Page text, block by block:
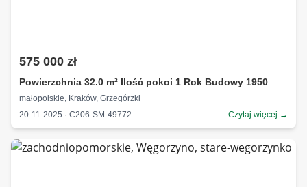
575 000 zł
Powierzchnia 32.0 m² Ilość pokoi 1 Rok Budowy 1950
małopolskie, Kraków, Grzegórzki
20-11-2025 · C206-SM-49772
Czytaj więcej →